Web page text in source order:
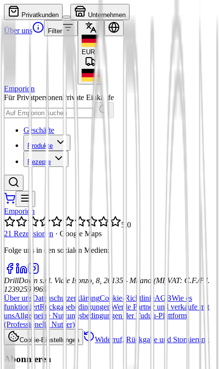
Privatkunden Unternehmen
Über uns Filter
EUR
Emporion
Für PrivatpersonenPrivate Einkäufe
Geschäfte
Produkte
Rezepte
Emporion
5,0
21 Rezensionen · Google Maps
Folge uns in den sozialen Medien:
DrillDown s.r.l. Viale Isonzo, 8, 20135 - Milano (MI) VAT: C.F./P.I.
12392590969
Über uns DatenschutzerklärungCookie-RichtlinieAGBWie es
funktioniertRückgabebedingungen Werde Partner und verkaufe mit
unsAllgemeine Nutzungsbedingungen der Tuduu-Plattform
(Professionelle Nutzer)
Cookie-Einstellungen Widerruf, Rückgabe und Stornierung
Abonnieren